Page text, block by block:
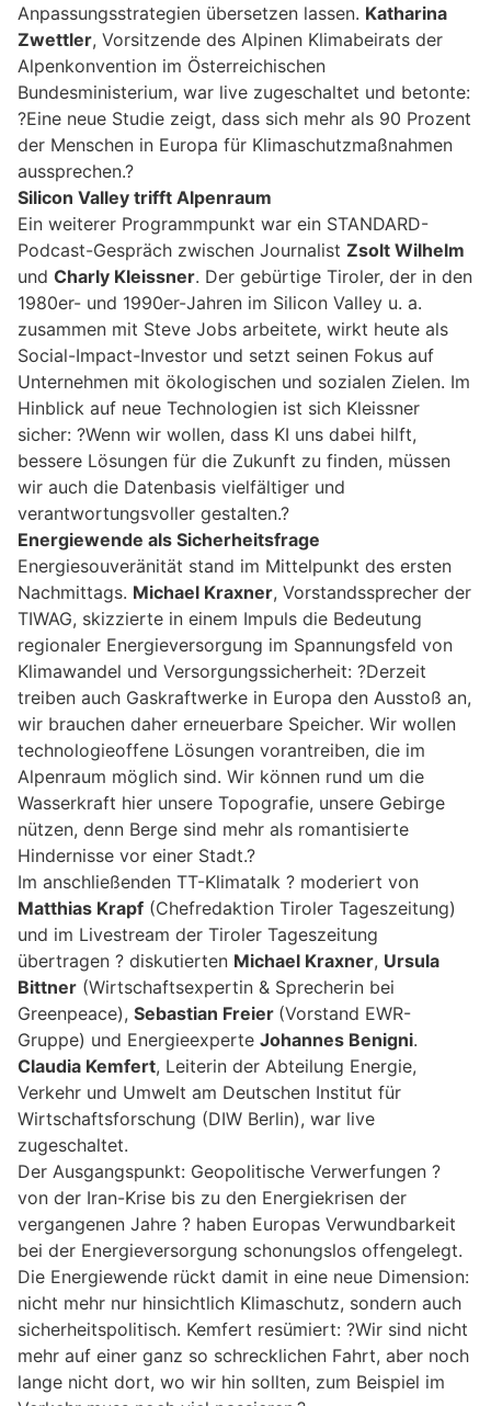
Anpassungsstrategien übersetzen lassen. Katharina
Zwettler, Vorsitzende des Alpinen Klimabeirats der
Alpenkonvention im Österreichischen
Bundesministerium, war live zugeschaltet und betonte:
?Eine neue Studie zeigt, dass sich mehr als 90 Prozent
der Menschen in Europa für Klimaschutzmaßnahmen
aussprechen.?
Silicon Valley trifft Alpenraum
Ein weiterer Programmpunkt war ein STANDARD-
Podcast-Gespräch zwischen Journalist Zsolt Wilhelm
und Charly Kleissner. Der gebürtige Tiroler, der in den
1980er- und 1990er-Jahren im Silicon Valley u. a.
zusammen mit Steve Jobs arbeitete, wirkt heute als
Social-Impact-Investor und setzt seinen Fokus auf
Unternehmen mit ökologischen und sozialen Zielen. Im
Hinblick auf neue Technologien ist sich Kleissner
sicher: ?Wenn wir wollen, dass KI uns dabei hilft,
bessere Lösungen für die Zukunft zu finden, müssen
wir auch die Datenbasis vielfältiger und
verantwortungsvoller gestalten.?
Energiewende als Sicherheitsfrage
Energiesouveränität stand im Mittelpunkt des ersten
Nachmittags. Michael Kraxner, Vorstandssprecher der
TIWAG, skizzierte in einem Impuls die Bedeutung
regionaler Energieversorgung im Spannungsfeld von
Klimawandel und Versorgungssicherheit: ?Derzeit
treiben auch Gaskraftwerke in Europa den Ausstoß an,
wir brauchen daher erneuerbare Speicher. Wir wollen
technologieoffene Lösungen vorantreiben, die im
Alpenraum möglich sind. Wir können rund um die
Wasserkraft hier unsere Topografie, unsere Gebirge
nützen, denn Berge sind mehr als romantisierte
Hindernisse vor einer Stadt.?
Im anschließenden TT-Klimatalk ? moderiert von
Matthias Krapf (Chefredaktion Tiroler Tageszeitung)
und im Livestream der Tiroler Tageszeitung
übertragen ? diskutierten Michael Kraxner, Ursula
Bittner (Wirtschaftsexpertin & Sprecherin bei
Greenpeace), Sebastian Freier (Vorstand EWR-
Gruppe) und Energieexperte Johannes Benigni.
Claudia Kemfert, Leiterin der Abteilung Energie,
Verkehr und Umwelt am Deutschen Institut für
Wirtschaftsforschung (DIW Berlin), war live
zugeschaltet.
Der Ausgangspunkt: Geopolitische Verwerfungen ?
von der Iran-Krise bis zu den Energiekrisen der
vergangenen Jahre ? haben Europas Verwundbarkeit
bei der Energieversorgung schonungslos offengelegt.
Die Energiewende rückt damit in eine neue Dimension:
nicht mehr nur hinsichtlich Klimaschutz, sondern auch
sicherheitspolitisch. Kemfert resümiert: ?Wir sind nicht
mehr auf einer ganz so schrecklichen Fahrt, aber noch
lange nicht dort, wo wir hin sollten, zum Beispiel im